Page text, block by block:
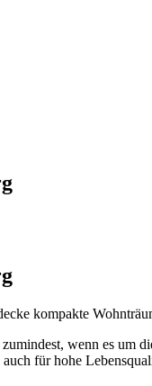
kompakte
wenn es
für hohe